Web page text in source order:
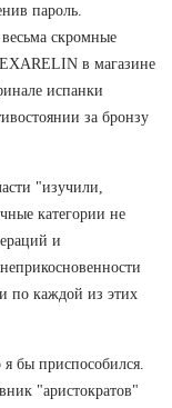
пароль.
скромные
в магазине
испанки
за бронзу
"изучили,
категории не
и
по каждой из этих
бы приспособился.
"аристократов"